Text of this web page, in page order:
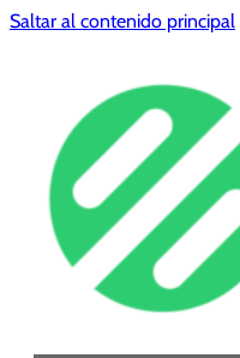
Saltar al contenido principal